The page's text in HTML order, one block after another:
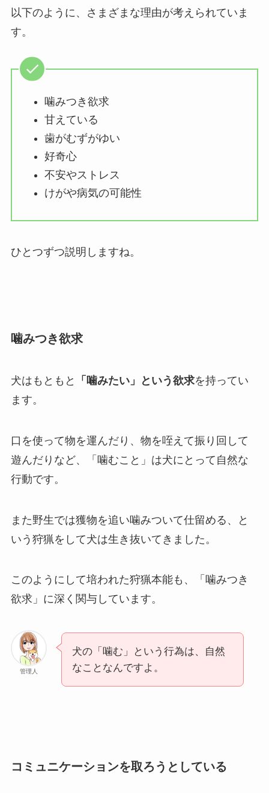
以下のように、さまざまな理由が考えられていま
す。
噛みつき欲求
甘えている
歯がむずがゆい
好奇心
不安やストレス
けがや病気の可能性
ひとつずつ説明しますね。
噛みつき欲求
犬はもともと 「噛みたい」という欲求を持ってい
ます。
口を使って物を運んだり、物を咥えて振り回して
遊んだりなど、「噛むこと」は犬にとって自然な
行動です。
また野生では獲物を追い噛みついて仕留める、と
いう狩猟をして犬は生き抜いてきました。
このようにして培われた狩猟本能も、「噛みつき
欲求」に深く関与しています。
管理人
犬の「噛む」という行為は、自然
なことなんですよ。
コミュニケーションを取ろうとしている